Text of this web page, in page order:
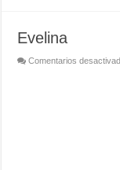
Evelina
Comentarios